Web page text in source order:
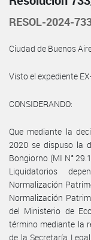
RESOL-2024-
Ciudad de Buenos
Visto el expediente
CONSIDERANDO:
Que mediante la
2020 se dispuso la
Bongiorno (MI N°
Liquidatorios
Normalización
Normalización
del Ministerio de
término mediante la
de la Secretaría